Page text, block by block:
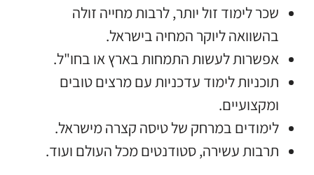
שכר לימוד זול יותר, לרבות מחייה זולה
בהשוואה ליוקר המחיה בישראל.
אפשרות לעשות התמחות בארץ או בחו"ל.
תוכניות לימוד עדכניות עם מרצים טובים
ומקצועיים.
לימודים במרחק של טיסה קצרה מישראל.
תרבות עשירה, סטודנטים מכל העולם ועוד.